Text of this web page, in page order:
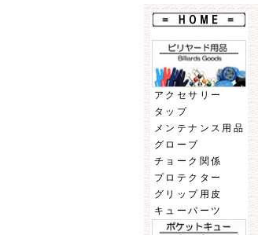
アクセサリー
タップ
メンテナンス用品
グローブ
チョーク関係
プロテクター
グリップ用皮
キューパーツ